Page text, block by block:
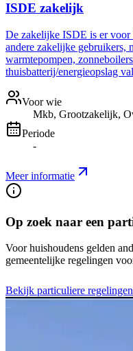
ISDE zakelijk
De zakelijke ISDE is er voor
andere zakelijke gebruikers,
warmtepompen,
thuisbatterij/energieopslag
Voor wie
Mkb, Grootzakelijk,
Periode
-
Meer informatie
Op zoek naar een
Voor huishoudens gelden
gemeentelijke regelingen
Bekijk particuliere regelingen